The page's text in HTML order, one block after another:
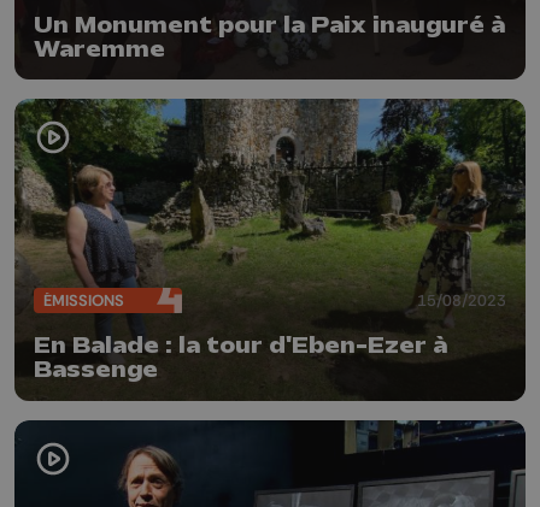
Un Monument pour la Paix inauguré à
Waremme
ÉMISSIONS 15/08/2023
En Balade : la tour d'Eben-Ezer à
Bassenge